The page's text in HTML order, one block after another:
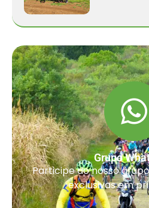
Grupo
Participe do nosso
exclusivas em